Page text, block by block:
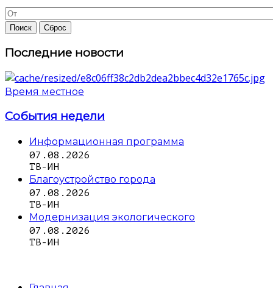
Последние новости
Время местное
События недели
Информационная программа
07.08.2026
ТВ-ИН
Благоустройство города
07.08.2026
ТВ-ИН
Модернизация экологического
07.08.2026
ТВ-ИН